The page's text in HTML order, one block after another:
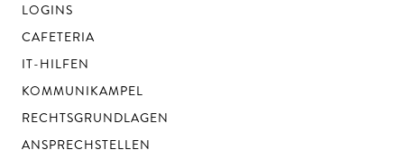
LOGINS
CAFETERIA
IT-HILFEN
KOMMUNIKAMPEL
RECHTSGRUNDLAGEN
ANSPRECHSTELLEN